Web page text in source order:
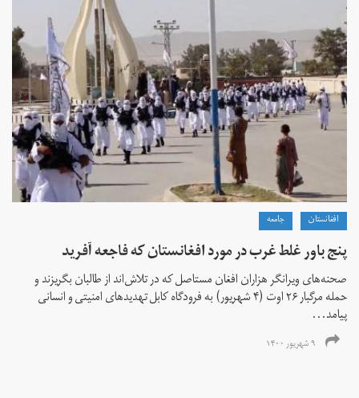
افغانستان جامعه
پنج باور غلط غرب در مورد افغانستان که فاجعه آفرید
صحنه‌های ویرانگر هزاران افغان مستاصل که در تلاش‌اند از طالبان بگریزند و
حمله مرگبار ۲۶ اوت (۴ شهریور) به فرودگاه کابل تهدیدهای امنیتی و انسانی
پیامد...
۹ شهریور ۱۴۰۰